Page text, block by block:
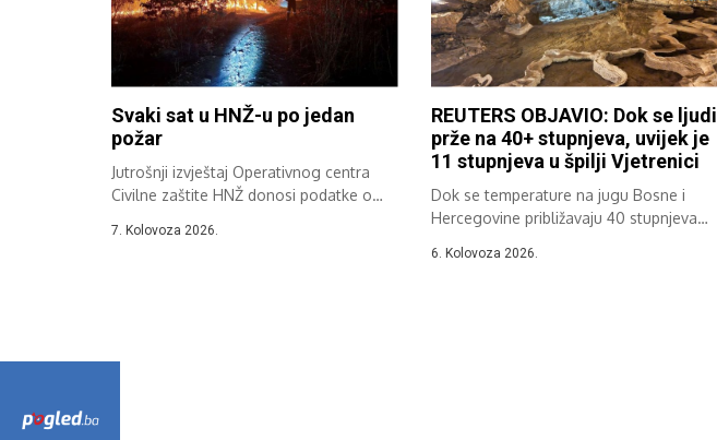
Svaki sat u HNŽ-u po jedan
požar
Jutrošnji izvještaj Operativnog centra
Civilne zaštite HNŽ donosi podatke o
7. Kolovoza 2026.
REUTERS OBJAVIO: Dok se ljudi
prže na 40+ stupnjeva, uvijek je
11 stupnjeva u špilji Vjetrenici
Dok se temperature na jugu Bosne i
Hercegovine približavaju 40 stupnjeva
6. Kolovoza 2026.